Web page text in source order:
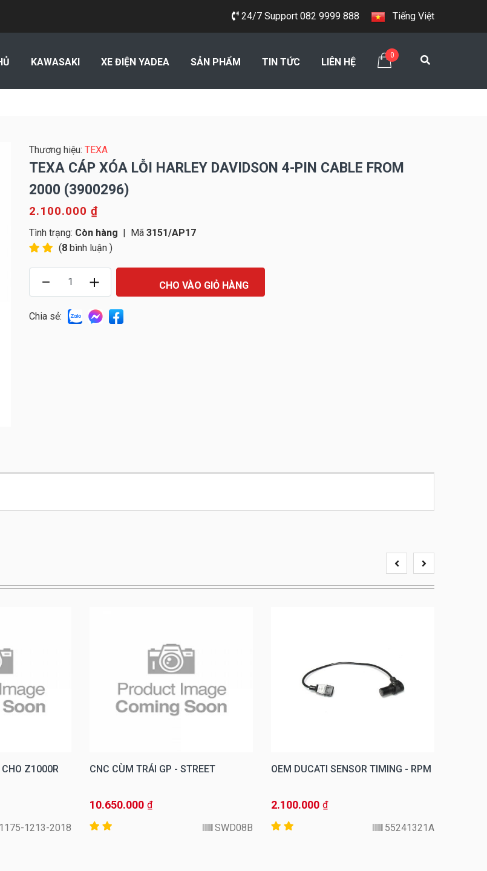
24/7 Support 082 9999 888 Tiếng Việt
0
KAWASAKI XE ĐIỆN YADEA SẢN PHẨM TIN TỨC LIÊN HỆ
Thương hiệu: TEXA
TEXA CÁP XÓA LỖI HARLEY DAVIDSON 4-PIN CABLE FROM
2000 (3900296)
2.100.000 ₫
Tình trạng: Còn hàng | Mã 3151/AP17
(8 bình luận )
CHO VÀO GIỎ HÀNG
Chia sẻ:
OEM DUCATI SENSOR TIMING - RPM
2.100.000 ₫
55241321A
CNC CÙM TRÁI GP - STREET
10.650.000 ₫
SWD08B
CHO Z1000R
1213-2018